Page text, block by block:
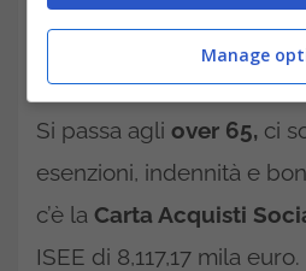
Si passa agli over 65, ci
esenzioni, indennità e
c’è la Carta Acquisti
ISEE di 8,117,17 mila
Manage